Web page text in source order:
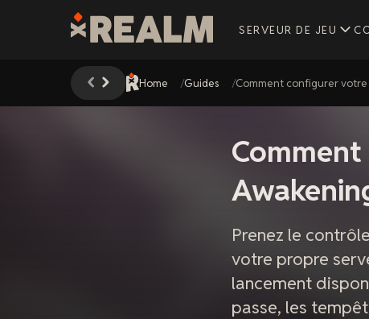
SERVEUR DE JEU
Home Guides Comment configurer votre
Prenez le
votre propre
lancement
passe, les